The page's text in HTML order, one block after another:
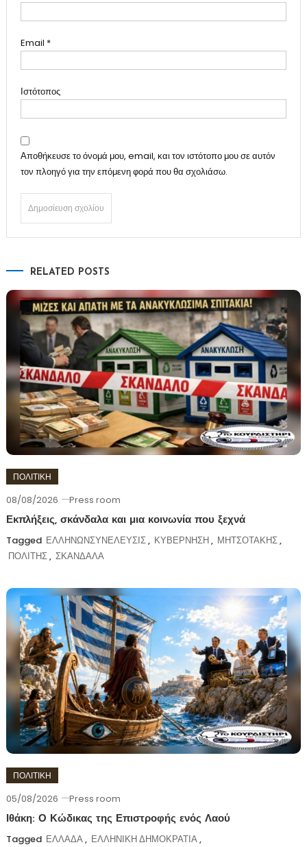
Email *
Ιστότοπος
Αποθήκευσε το όνομά μου, email, και τον ιστότοπο μου σε αυτόν
τον πλοηγό για την επόμενη φορά που θα σχολιάσω.
RELATED POSTS
ΠΟΛΙΤΙΚΗ
08/08/2026 Press room
Εκπλήξεις, σκάνδαλα και μια κοινωνία που ξεχνά
Tagged ΕΛΛΗΝΩΝΣΥΝΕΛΕΥΣΙΣ, ΚΥΒΕΡΝΗΣΗ, ΜΗΤΣΟΤΑΚΗΣ,
ΠΟΛΙΤΗΣ, ΣΚΑΝΔΑΛΑ
ΠΟΛΙΤΙΚΗ
05/08/2026 Press room
Ιθάκη: Ο Κώδικας της Επιστροφής ενός Λαού
Tagged ΕΛΛΑΔΑ, ΕΛΛΗΝΙΚΗ ΔΗΜΟΚΡΑΤΙΑ,